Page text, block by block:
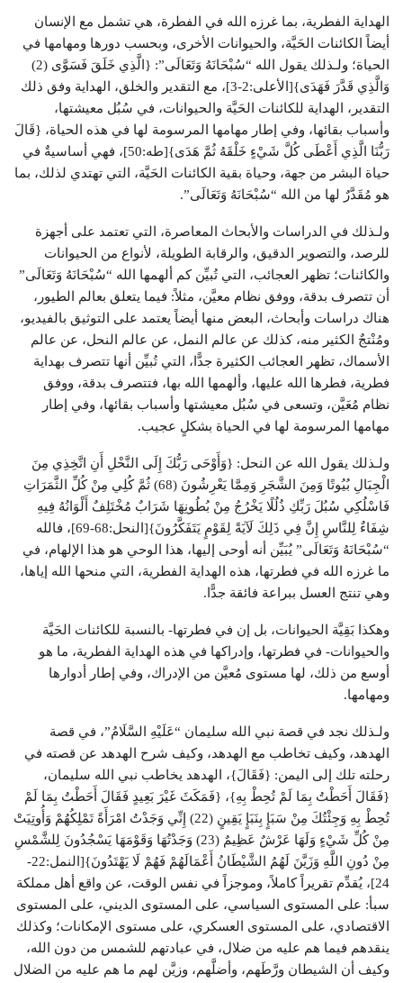
الهداية الفطرية، بما غرزه الله في الفطرة، هي تشمل مع الإنسان
أيضاً الكائنات الحَيَّة، والحيوانات الأخرى، وبحسب دورها ومهامها في
الحياة؛ ولـذلك يقول الله “سُبْحَانَهُ وَتَعَالَى”: {الَّذِي خَلَقَ فَسَوَّى (2)
وَالَّذِي قَدَّرَ فَهَدَى}[الأعلى:2-3]، مع التقدير والخلق، الهداية وفق ذلك
التقدير، الهداية للكائنات الحَيَّة والحيوانات، في سُبُل معيشتها،
وأسباب بقائها، وفي إطار مهامها المرسومة لها في هذه الحياة، {قَالَ
رَبُّنَا الَّذِي أَعْطَى كُلَّ شَيْءٍ خَلْقَهُ ثُمَّ هَدَى}[طه:50]، فهي أساسيةٌ في
حياة البشر من جهة، وحياة بقية الكائنات الحَيَّة، التي تهتدي لذلك، بما
هو مُقَدَّرٌ لها من الله “سُبْحَانَهُ وَتَعَالَى”.
ولـذلك في الدراسات والأبحاث المعاصرة، التي تعتمد على أجهزة
للرصد، والتصوير الدقيق، والرقابة الطويلة، لأنواع من الحيوانات
والكائنات؛ تظهر العجائب، التي تُبيِّن كم ألهمها الله “سُبْحَانَهُ وَتَعَالَى”
أن تتصرف بدقة، ووفق نظام معيَّن، مثلاً: فيما يتعلق بعالم الطيور،
هناك دراسات وأبحاث، البعض منها أيضاً يعتمد على التوثيق بالفيديو،
ومُنْتجٌ الكثير منه، كذلك عن عالم النمل، عن عالم النحل، عن عالم
الأسماك، تظهر العجائب الكثيرة جدًّا، التي تُبيِّن أنها تتصرف بهداية
فطرية، فطرها الله عليها، وألهمها الله بها، فتتصرف بدقة، ووفق
نظام مُعَيَّن، وتسعى في سُبُل معيشتها وأسباب بقائها، وفي إطار
مهامها المرسومة لها في الحياة بشكلٍ عجيب.
ولـذلك يقول الله عن النحل: {وَأَوْحَى رَبُّكَ إِلَى النَّحْلِ أَنِ اتَّخِذِي مِنَ
الْجِبَالِ بُيُوتًا وَمِنَ الشَّجَرِ وَمِمَّا يَعْرِشُونَ (68) ثُمَّ كُلِي مِنْ كُلِّ الثَّمَرَاتِ
فَاسْلُكِي سُبُلَ رَبِّكِ ذُلُلًا يَخْرُجُ مِنْ بُطُونِهَا شَرَابٌ مُخْتَلِفٌ أَلْوَانُهُ فِيهِ
شِفَاءٌ لِلنَّاسِ إِنَّ فِي ذَلِكَ لَآيَةً لِقَوْمٍ يَتَفَكَّرُونَ}[النحل:68-69]، فالله
“سُبْحَانَهُ وَتَعَالَى” يُبَيِّن أنه أوحى إليها، هذا الوحي هو هذا الإلهام، في
ما غرزه الله في فطرتها، هذه الهداية الفطرية، التي منحها الله إياها،
وهي تنتج العسل ببراعة فائقة جدًّا.
وهكذا بَقِيَّة الحيوانات، بل إن في فطرتها- بالنسبة للكائنات الحَيَّة
والحيوانات- في فطرتها، وإدراكها في هذه الهداية الفطرية، ما هو
أوسع من ذلك، لها مستوى مُعيَّن من الإدراك، وفي إطار أدوارها
ومهامها.
ولـذلك نجد في قصة نبي الله سليمان “عَلَيْهِ السَّلَامُ”، في قصة
الهدهد، وكيف تخاطب مع الهدهد، وكيف شرح الهدهد عن قصته في
رحلته تلك إلى اليمن: {فَقَالَ}، الهدهد يخاطب نبي الله سليمان،
{فَقَالَ أَحَطْتُ بِمَا لَمْ تُحِطْ بِهِ}، {فَمَكَثَ غَيْرَ بَعِيدٍ فَقَالَ أَحَطْتُ بِمَا لَمْ
تُحِطْ بِهِ وَجِئْتُكَ مِنْ سَبَإٍ بِنَبَإٍ يَقِينٍ (22) إِنِّي وَجَدْتُ امْرَأَةً تَمْلِكُهُمْ وَأُوتِيَتْ
مِنْ كُلِّ شَيْءٍ وَلَهَا عَرْشٌ عَظِيمٌ (23) وَجَدْتُهَا وَقَوْمَهَا يَسْجُدُونَ لِلشَّمْسِ
مِنْ دُونِ اللَّهِ وَزَيَّنَ لَهُمُ الشَّيْطَانُ أَعْمَالَهُمْ فَهُمْ لَا يَهْتَدُونَ}[النمل:22-
24]، يُقدِّم تقريراً كاملاً، وموجزاً في نفس الوقت، عن واقع أهل مملكة
سبأ: على المستوى السياسي، على المستوى الديني، على المستوى
الاقتصادي، على المستوى العسكري، على مستوى الإمكانات؛ وكذلك
ينقدهم فيما هم عليه من ضلال، في عبادتهم للشمس من دون الله،
وكيف أن الشيطان ورَّطَهم، وأضلَّهم، وزيَّن لهم ما هم عليه من الضلال